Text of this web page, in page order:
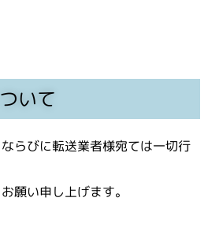
いて
らびに転送業者様宛ては一切行
願い申し上げます。